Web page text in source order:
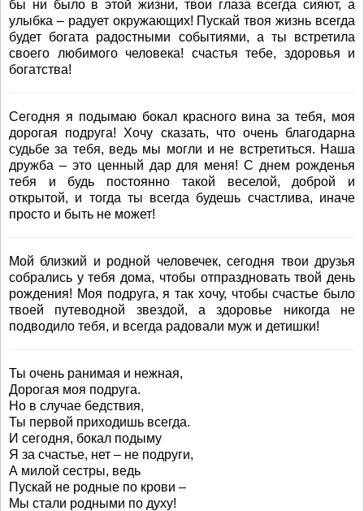
бы ни было в этой жизни, твои глаза всегда сияют, а
улыбка – радует окружающих! Пускай твоя жизнь всегда
будет богата радостными событиями, а ты встретила
своего любимого человека! счастья тебе, здоровья и
богатства!
Сегодня я подымаю бокал красного вина за тебя, моя
дорогая подруга! Хочу сказать, что очень благодарна
судьбе за тебя, ведь мы могли и не встретиться. Наша
дружба – это ценный дар для меня! С днем рожденья
тебя и будь постоянно такой веселой, доброй и
открытой, и тогда ты всегда будешь счастлива, иначе
просто и быть не может!
Мой близкий и родной человечек, сегодня твои друзья
собрались у тебя дома, чтобы отпраздновать твой день
рождения! Моя подруга, я так хочу, чтобы счастье было
твоей путеводной звездой, а здоровье никогда не
подводило тебя, и всегда радовали муж и детишки!
Ты очень ранимая и нежная,
Дорогая моя подруга.
Но в случае бедствия,
Ты первой приходишь всегда.
И сегодня, бокал подыму
Я за счастье, нет – не подруги,
А милой сестры, ведь
Пускай не родные по крови –
Мы стали родными по духу!